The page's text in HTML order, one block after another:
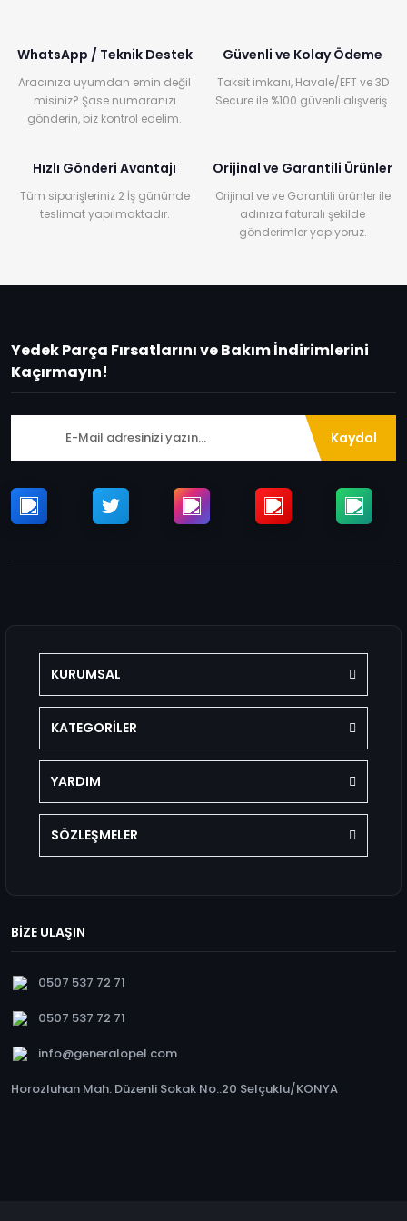
WhatsApp / Teknik Destek
Aracınıza uyumdan emin değil
misiniz? Şase numaranızı
gönderin, biz kontrol edelim.
Güvenli ve Kolay Ödeme
Taksit imkanı, Havale/EFT ve 3D
Secure ile %100 güvenli alışveriş.
Hızlı Gönderi Avantajı
Tüm siparişleriniz 2 İş gününde
teslimat yapılmaktadır.
Orijinal ve Garantili Ürünler
Orijinal ve ve Garantili ürünler ile
adınıza faturalı şekilde
gönderimler yapıyoruz.
Yedek Parça Fırsatlarını ve Bakım İndirimlerini
Kaçırmayın!
Kaydol
KURUMSAL
KATEGORİLER
YARDIM
SÖZLEŞMELER
BİZE ULAŞIN
0507 537 72 71
0507 537 72 71
info@generalopel.com
Horozluhan Mah. Düzenli Sokak No.:20 Selçuklu/KONYA